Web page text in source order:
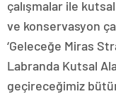
çalışmalar ile
ve konservasyon
‘Geleceğe Miras
Labranda Kutsal
geçireceğimiz